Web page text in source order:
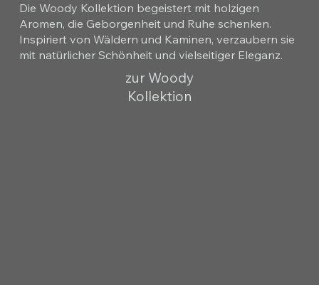
Die Woody Kollektion begeistert mit holzigen
Aromen, die Geborgenheit und Ruhe schenken.
Inspiriert von Wäldern und Kaminen, verzaubern sie
mit natürlicher Schönheit und vielseitiger Eleganz.
zur Woody
Kollektion